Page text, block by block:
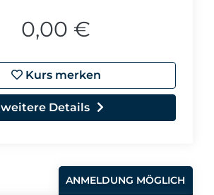
0,00 €
Kurs merken
weitere Details
ANMELDUNG MÖGLICH